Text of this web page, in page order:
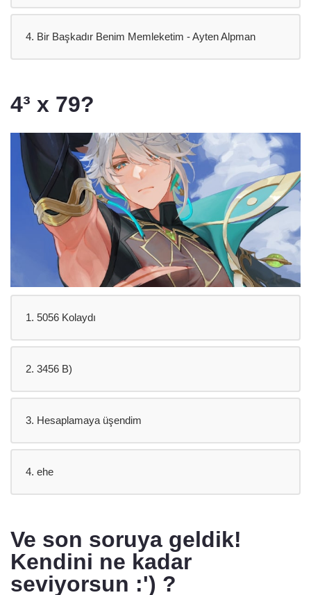
4. Bir Başkadır Benim Memleketim - Ayten Alpman
4³ x 79?
1. 5056 Kolaydı
2. 3456 B)
3. Hesaplamaya üşendim
4. ehe
Ve son soruya geldik!
Kendini ne kadar
seviyorsun :') ?